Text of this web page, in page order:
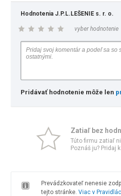
Hodnotenia J.P.L.LEŠENIE s. r. o.
vyber hodnotenie
Pridávať hodnotenie môže len
Zatiaľ bez
Túto firmu zatiaľ
Poznáš ju? Pridaj
Prevádzkovateľ nenesie
tejto stránke. Viac v